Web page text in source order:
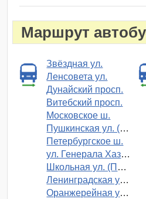
Маршрут
Звёздная ул.
Ленсовета ул.
Дунайский просп.
Витебский просп.
Московское ш.
Пушкинская ул. (Шушары)
Петербургское ш.
ул. Генерала Хазова (Пушкин)
Школьная ул. (Пушкин)
Ленинградская ул. (Пушкин)
Оранжерейная ул. (Пушкин)